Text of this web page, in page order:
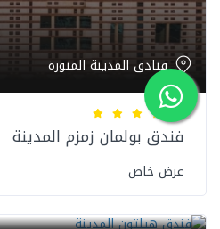
فنادق المدينة المنورة
فندق بولمان زمزم المدينة
عرض خاص